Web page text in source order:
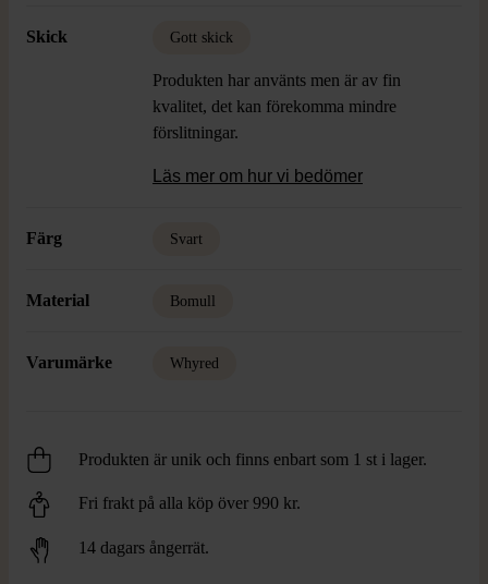
Skick Gott skick
Produkten har använts men är av fin
kvalitet, det kan förekomma mindre
förslitningar.
Läs mer om hur vi bedömer
Färg Svart
Material Bomull
Varumärke Whyred
Produkten är unik och finns enbart som 1 st i lager.
Fri frakt på alla köp över 990 kr.
14 dagars ångerrät.